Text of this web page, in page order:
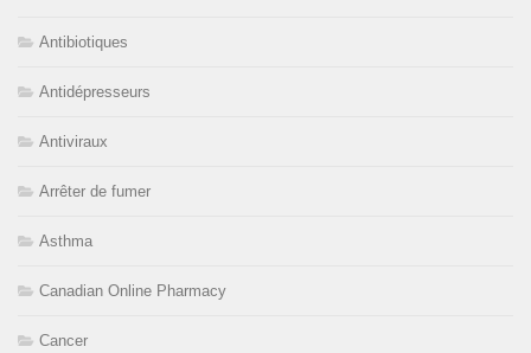
Antibiotiques
Antidépresseurs
Antiviraux
Arrêter de fumer
Asthma
Canadian Online Pharmacy
Cancer